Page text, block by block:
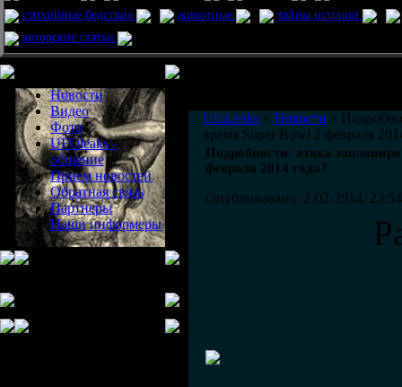
стихийные бедствия
животные
тайны истории
авторские статьи
Новости
Видео
Фото
UFOleaks -
общение
Прием новостей
Обратная связь
Партнеры
Наши информеры
UfoLeaks » Новости »
время Super Bowl 2 февраля
Подробности: атака
февраля 2014 года?
Опубликовано: 2-02-2014, 23:54